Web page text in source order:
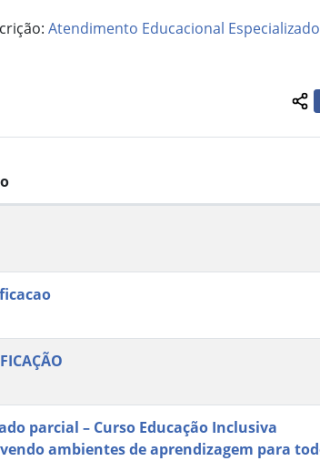
Atendimento Educacional Especializado
parcial – Curso Educação Inclusiva
ambientes de aprendizagem para